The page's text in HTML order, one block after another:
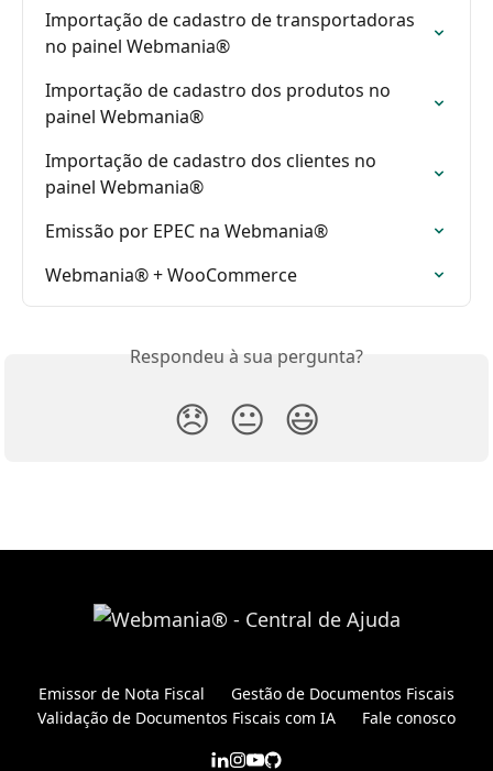
Importação de cadastro de transportadoras
no painel Webmania®
Importação de cadastro dos produtos no
painel Webmania®
Importação de cadastro dos clientes no
painel Webmania®
Emissão por EPEC na Webmania®
Webmania® + WooCommerce
Respondeu à sua pergunta?
😞 😐 😃
Emissor de Nota Fiscal
Gestão de Documentos Fiscais
Validação de Documentos Fiscais com IA
Fale conosco